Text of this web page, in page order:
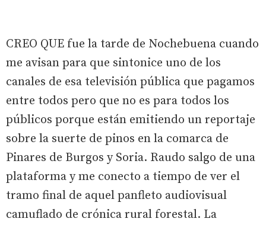
CREO QUE fue la tarde de Nochebuena cuando
me avisan para que sintonice uno de los
canales de esa televisión pública que pagamos
entre todos pero que no es para todos los
públicos porque están emitiendo un reportaje
sobre la suerte de pinos en la comarca de
Pinares de Burgos y Soria. Raudo salgo de una
plataforma y me conecto a tiempo de ver el
tramo final de aquel panfleto audiovisual
camuflado de crónica rural forestal. La